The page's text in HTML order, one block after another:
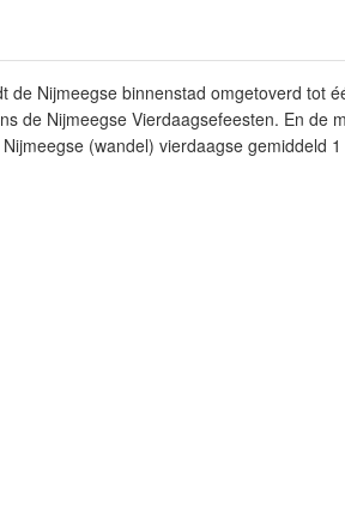
de Nijmeegse binnenstad omgetoverd tot
de Nijmeegse Vierdaagsefeesten. En de
(wandel) vierdaagse gemiddeld